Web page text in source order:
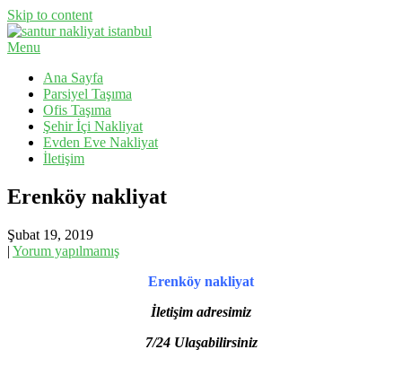
Skip to content
Santur Nakliyat
Menu
Ana Sayfa
Parsiyel Taşıma
Ofis Taşıma
Şehir İçi Nakliyat
Evden Eve Nakliyat
İletişim
Erenköy nakliyat
Şubat 19, 2019
| Yorum yapılmamış
Erenköy nakliyat
İletişim adresimiz
7/24 Ulaşabilirsiniz